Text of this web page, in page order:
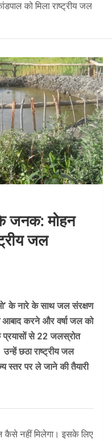
को मिला राष्ट्रीय जल
के जनक: मोहन
जल
के नारे के साथ जल संरक्षण
आबाद करने और वर्षा जल को
से 22 जलस्रोत
उन्हें छठा राष्ट्रीय जल
स्तर पर ले जाने की तैयारी
कैसे नहीं मिलेगा। इसके लिए